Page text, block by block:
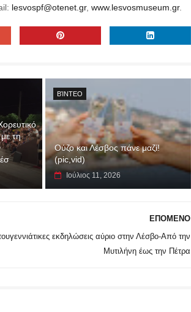
lesvospf@otenet.gr, www.lesvosmuseum.gr.
τη
ΒΊΝΤΕΟ
Ούζο και Λέσβος πάνε μαζί!
(pic,vid)
Ιούλιος 11, 2026
ΕΠΟΜΕΝΟ
εκδηλώσεις αύριο στην Λέσβο-Από την
Μυτιλήνη έως την Πέτρα